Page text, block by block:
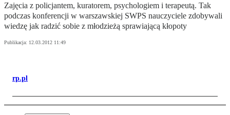
Zajęcia z policjantem, kuratorem, psychologiem i terapeutą. Tak
podczas konferencji w warszawskiej SWPS nauczyciele zdobywali
wiedzę jak radzić sobie z młodzieżą sprawiającą kłopoty
Publikacja: 12.03.2012 11:49
rp.pl